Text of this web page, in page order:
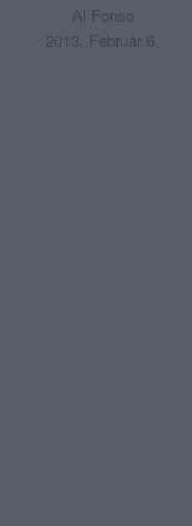
Al Fonso
2013. Február 6.